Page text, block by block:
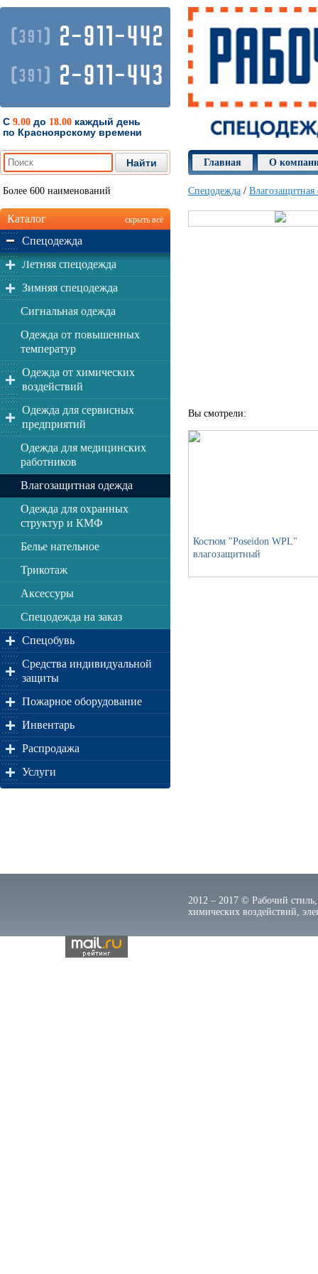
(391) 2-911-442
(391) 2-911-443
С 9.00 до 18.00 каждый день
по Красноярскому времени
Главная О
Более 600 наименований
Каталог скрыть всё
Спецодежда
Летняя спецодежда
Зимняя спецодежда
Сигнальная одежда
Одежда от повышенных
температур
Одежда от химических
воздействий
Одежда для сервисных
предприятий
Одежда для медицинских
работников
Влагозащитная одежда
Одежда для охранных
структур и КМФ
Белье нательное
Трикотаж
Аксессуры
Спецодежда на заказ
Спецобувь
Средства индивидуальной
защиты
Пожарное оборудование
Инвентарь
Распродажа
Услуги
Спецодежда / Влагозащитная
Вы смотрели:
Костюм "Poseidon WPL"
влагозащитный
2012 – 2017 © Рабочий
химических воздействий,